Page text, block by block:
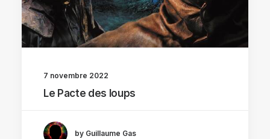
7 novembre 2022
Le Pacte des loups
by Guillaume Gas